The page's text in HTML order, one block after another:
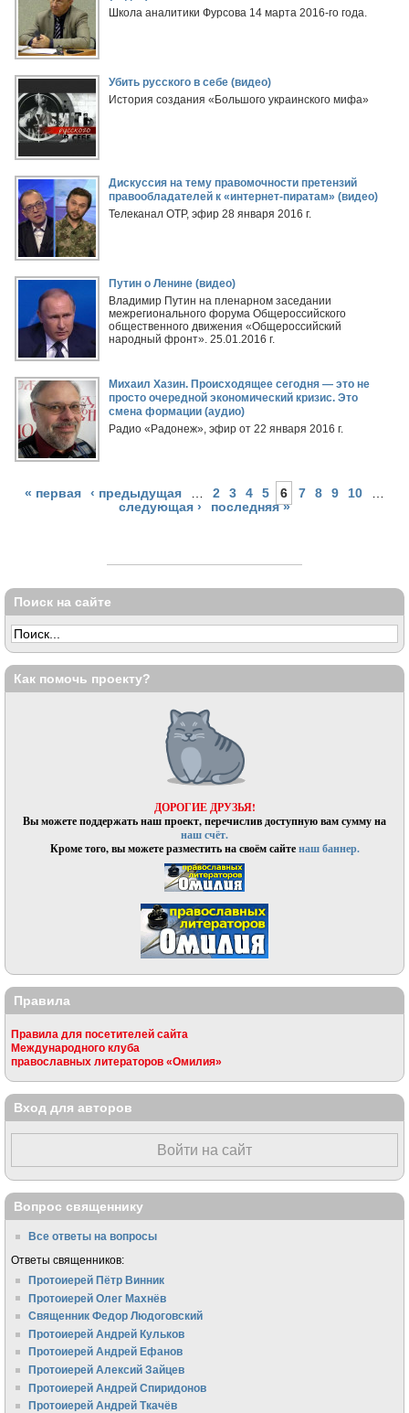
Школа аналитики Фурсова 14 марта 2016-го года.
Убить русского в себе (видео)
История создания «Большого украинского мифа»
Дискуссия на тему правомочности претензий
правообладателей к «интернет-пиратам» (видео)
Телеканал ОТР, эфир 28 января 2016 г.
Путин о Ленине (видео)
Владимир Путин на пленарном заседании
межрегионального форума Общероссийского
общественного движения «Общероссийский
народный фронт». 25.01.2016 г.
Михаил Хазин. Происходящее сегодня — это не
просто очередной экономический кризис. Это
смена формации (аудио)
Радио «Радонеж», эфир от 22 января 2016 г.
« первая ‹ предыдущая 2 3 4 5 6 7 8 9 10
следующая ›
последняя »
Поиск на сайте
Как помочь проекту?
ДОРОГИЕ ДРУЗЬЯ!
Вы можете поддержать наш проект, перечислив доступную вам сумму на
наш счёт.
Кроме того, вы можете разместить на своём сайтенаш баннер.
Правила
Правила для посетителей сайта
Международного клуба
православных литераторов «Омилия»
Вход для авторов
Войти на сайт
Вопрос священнику
Все ответы на вопросы
Ответы священников:
Протоиерей Пётр Винник
Протоиерей Олег Махнёв
Священник Федор Людоговский
Протоиерей Андрей Кульков
Протоиерей Андрей Ефанов
Протоиерей Алексий Зайцев
Протоиерей Андрей Спиридонов
Протоиерей Андрей Ткачёв